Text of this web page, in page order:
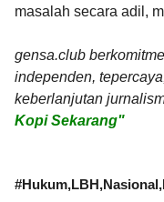
masalah secara adil,
gensa.club
independen,
keberlanjutan
Kopi Sekarang"
#Hukum LBH Nasional